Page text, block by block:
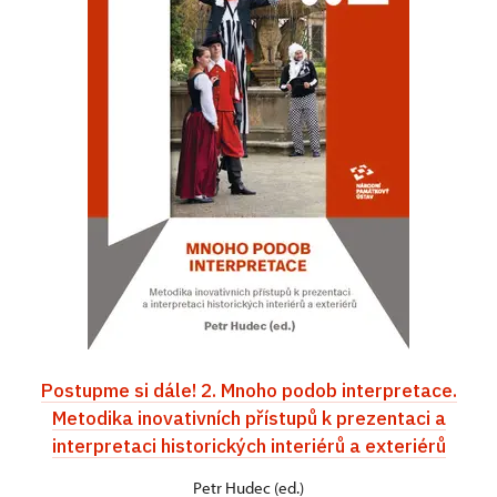
Postupme si dále! 2. Mnoho podob interpretace.
Metodika inovativních přístupů k prezentaci a
interpretaci historických interiérů a exteriérů
Petr Hudec (ed.)